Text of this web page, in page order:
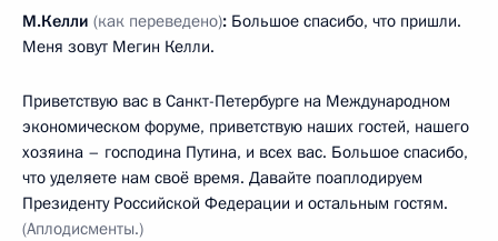
М.Келли (как переведено): Большое спасибо, что пришли.
Меня зовут Мегин Келли.
Приветствую вас в Санкт-Петербурге на Международном
экономическом форуме, приветствую наших гостей, нашего
хозяина – господина Путина, и всех вас. Большое спасибо,
что уделяете нам своё время. Давайте поаплодируем
Президенту Российской Федерации и остальным гостям.
(Аплодисменты.)